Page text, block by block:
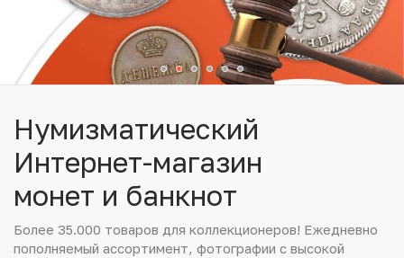
Юбилейные монеты Банка России (с 1999 года)
Памятные и инвестиционные монеты СССР и России
Неофициальные выпуски монет (Unusual)
Античные и средневековые монеты
Наборы монет
Нумизматический
Интернет-магазин
монет и банкнот
Более 35.000 товаров для коллекционеров! Ежедневно
пополняемый ассортимент, фотографии с высокой